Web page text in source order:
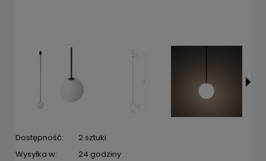
Dostępność:
2 sztuki
Wysyłka w:
24 godziny